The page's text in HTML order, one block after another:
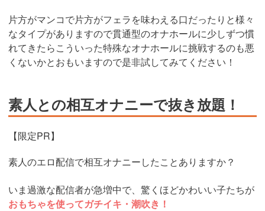
片方がマンコで片方がフェラを味わえる口だったりと様々
なタイプがありますので貫通型のオナホールに少しずつ慣
れてきたらこういった特殊なオナホールに挑戦するのも悪
くないかとおもいますので是非試してみてください！
素人との相互オナニーで抜き放題！
【限定PR】
素人のエロ配信で相互オナニーしたことありますか？
いま過激な配信者が急増中で、驚くほどかわいい子たちが
おもちゃを使ってガチイキ・潮吹き！